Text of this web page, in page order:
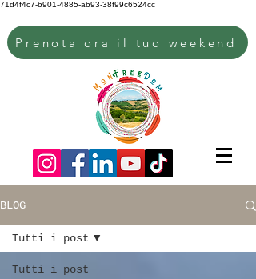
71d4f4c7-b901-4885-ab93-38f99c6524cc
Prenota ora il tuo weekend
BLOG
Tutti i post
Tutti i post